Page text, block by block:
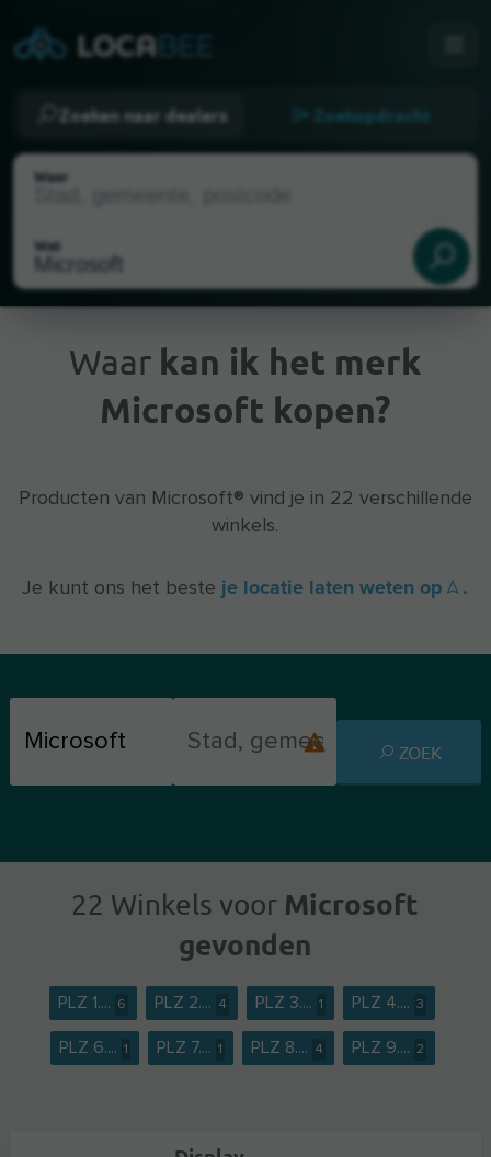
Zoeken naar dealers Zoekopdracht
Waar
Wat
Huidige locatie
Waar kan ik het merk
Microsoft kopen?
Producten van Microsoft® vind je in 22 verschillende
winkels.
Je kunt ons het beste je locatie laten weten op .
ZOEK
22 Winkels voor Microsoft
gevonden
PLZ 1.... 6 PLZ 2.... 4 PLZ 3.... 1 PLZ 4.... 3
PLZ 6.... 1 PLZ 7.... 1 PLZ 8.... 4 PLZ 9.... 2